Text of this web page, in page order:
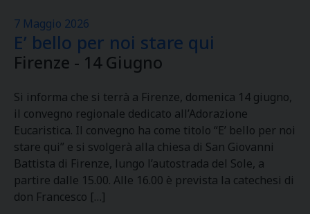
7 Maggio 2026
E’ bello per noi stare qui
Firenze - 14 Giugno
Si informa che si terrà a Firenze, domenica 14 giugno,
il convegno regionale dedicato all’Adorazione
Eucaristica. Il convegno ha come titolo “E’ bello per noi
stare qui” e si svolgerà alla chiesa di San Giovanni
Battista di Firenze, lungo l’autostrada del Sole, a
partire dalle 15.00. Alle 16.00 è prevista la catechesi di
don Francesco […]